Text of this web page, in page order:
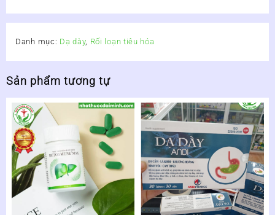
Danh mục: Dạ dày, Rối loạn tiêu hóa
Sản phẩm tương tự